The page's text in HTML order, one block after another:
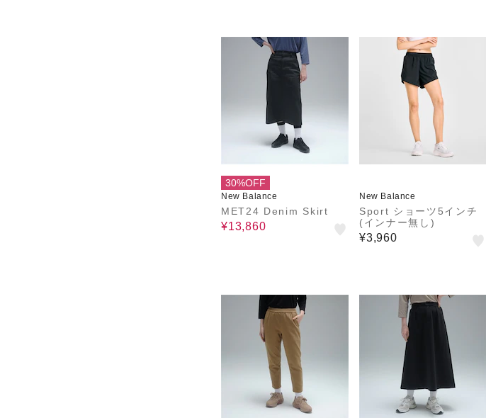
30%OFF
New Balance
MET24 Denim Skirt
¥13,860
New Balance
Sport ショーツ5インチ
(インナー無し)
¥3,960